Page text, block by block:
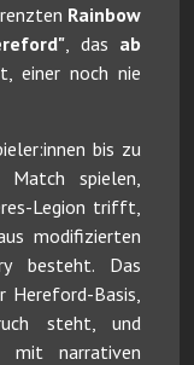
Rainbow
, das ab
einer noch nie
bis zu
spielen,
Legion trifft,
modifizierten
besteht. Das
Hereford-Basis,
steht, und
mit narrativen